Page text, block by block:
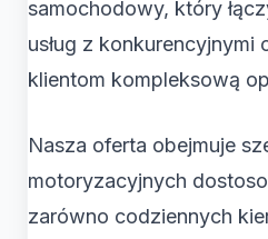
samochodowy, który
usług z konkurencyjnymi
klientom kompleksową
Nasza oferta obejmuje
motoryzacyjnych
zarówno codziennych